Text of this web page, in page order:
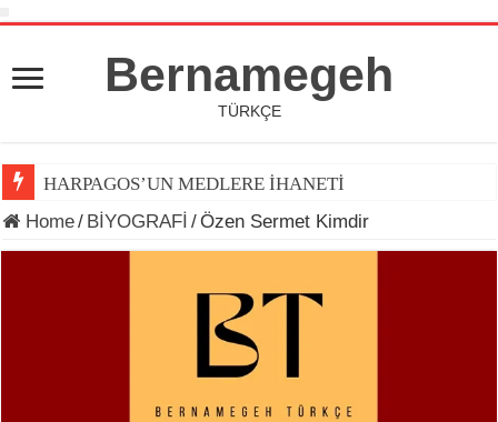
Bernamegeh
TÜRKÇE
HARPAGOS’UN MEDLERE İHANETİ
Home/ BİYOGRAFİ /Özen Sermet Kimdir